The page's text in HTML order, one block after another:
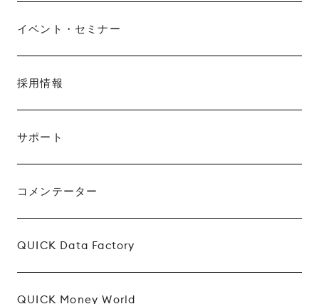
イベント・セミナー
採用情報
サポート
コメンテーター
QUICK Data Factory
QUICK Money World